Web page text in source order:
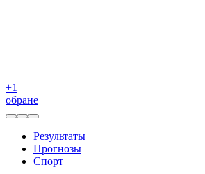
+1
обране
Результаты
Прогнозы
Спорт